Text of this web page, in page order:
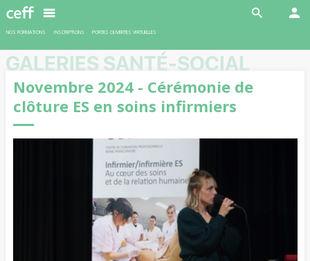
NOS FORMATIONS INSCRIPTIONS PORTES OUVERTES VIRTUELLES
GALERIES SANTÉ-SOCIAL
Novembre 2024 - Cérémonie de
clôture ES en soins infirmiers